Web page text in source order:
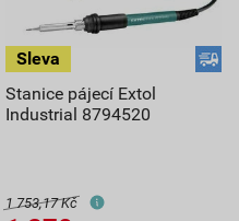
Stanice pájecí Extol
Industrial 8794520
1 753,17 Kč